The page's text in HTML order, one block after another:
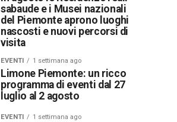
sabaude e i Musei nazionali
del Piemonte aprono luoghi
nascosti e nuovi percorsi di
visita
EVENTI 1 settimana ago
Limone Piemonte: un ricco
programma di eventi dal 27
luglio al 2 agosto
EVENTI 1 settimana ago